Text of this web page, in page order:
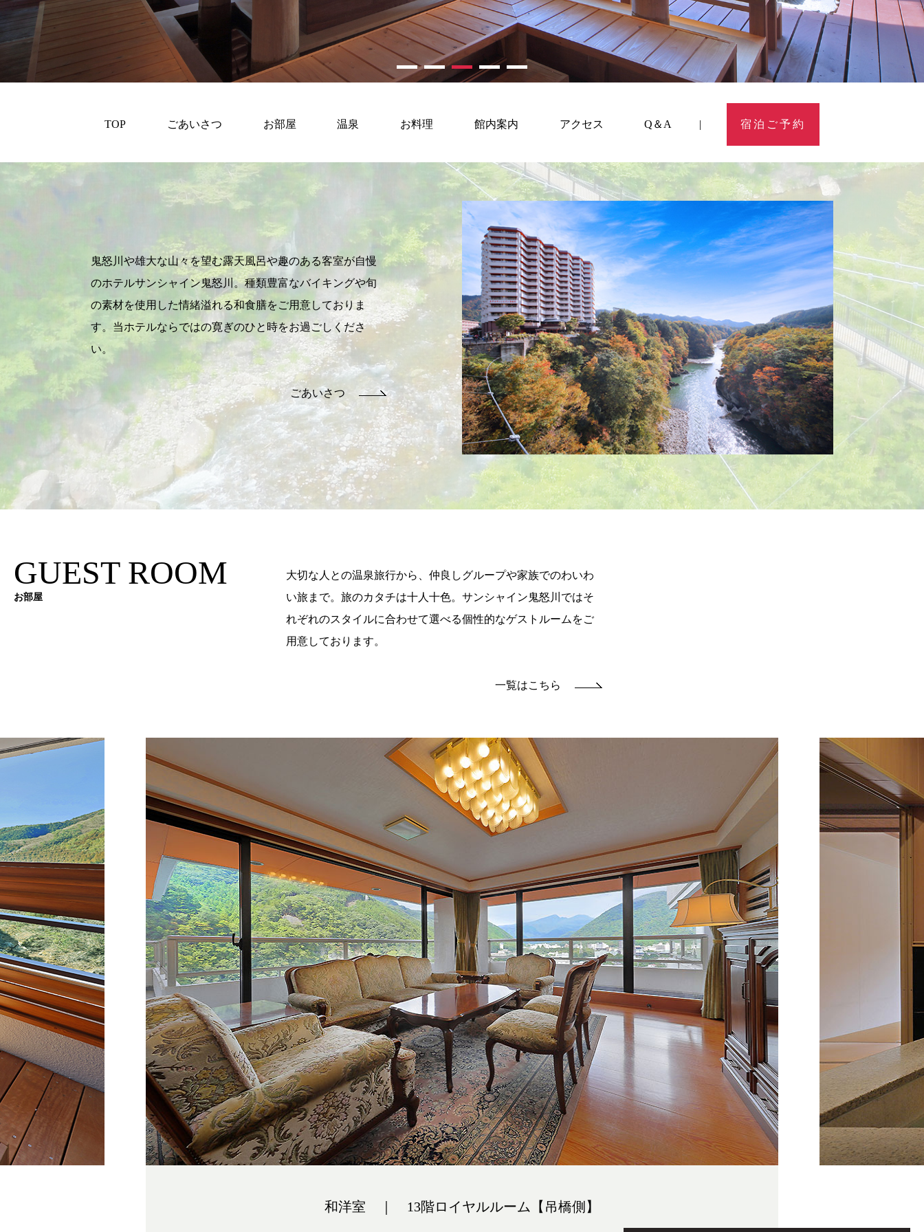
TOP ごあいさつ お部屋 温泉 お料理 館内案内 アクセス Q＆A 宿泊ご予約
鬼怒川や雄大な山々を望む露天風呂や趣のある客室が自慢
のホテルサンシャイン鬼怒川。種類豊富なバイキングや旬
の素材を使用した情緒溢れる和食膳をご用意しておりま
す。当ホテルならではの寛ぎのひと時をお過ごしくださ
い。
ごあいさつ
GUEST ROOM
お部屋
大切な人との温泉旅行から、仲良しグループや家族でのわいわ
い旅まで。旅のカタチは十人十色。サンシャイン鬼怒川ではそ
れぞれのスタイルに合わせて選べる個性的なゲストルームをご
用意しております。
一覧はこちら
和洋室 ｜ 13階ロイヤルルーム【吊橋側】